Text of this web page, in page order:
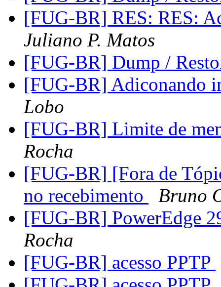
[FUG-BR] RES: RES:
Juliano P. Matos
[FUG-BR] Dump /
[FUG-BR] Adiconando
Lobo
[FUG-BR] Limite de
Rocha
[FUG-BR] [Fora de
no recebimento
Bruno
[FUG-BR] PowerEdge
Rocha
[FUG-BR] acesso PPTP